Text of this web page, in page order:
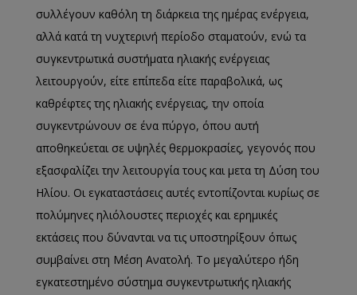
συλλέγουν καθόλη τη διάρκεια της ημέρας ενέργεια,
αλλά κατά τη νυχτερινή περίοδο σταματούν, ενώ τα
συγκεντρωτικά συστήματα ηλιακής ενέργειας
λειτουργούν, είτε επίπεδα είτε παραβολικά, ως
καθρέφτες της ηλιακής ενέργειας, την οποία
συγκεντρώνουν σε ένα πύργο, όπου αυτή
αποθηκεύεται σε υψηλές θερμοκρασίες, γεγονός που
εξασφαλίζει την λειτουργία τους και μετα τη Δύση του
Ηλίου. Οι εγκαταστάσεις αυτές εντοπίζονται κυρίως σε
πολύμηνες ηλιόλουστες περιοχές και ερημικές
εκτάσεις που δύνανται να τις υποστηρίξουν όπως
συμβαίνει στη Μέση Ανατολή. Το μεγαλύτερο ήδη
εγκατεστημένο σύστημα συγκεντρωτικής ηλιακής